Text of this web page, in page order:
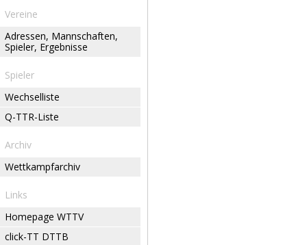
Vereine
Adressen, Mannschaften,
Spieler, Ergebnisse
Spieler
Wechselliste
Q-TTR-Liste
Archiv
Wettkampfarchiv
Links
Homepage WTTV
click-TT DTTB